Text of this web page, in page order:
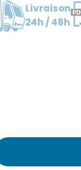
Livraison
24h / 48h